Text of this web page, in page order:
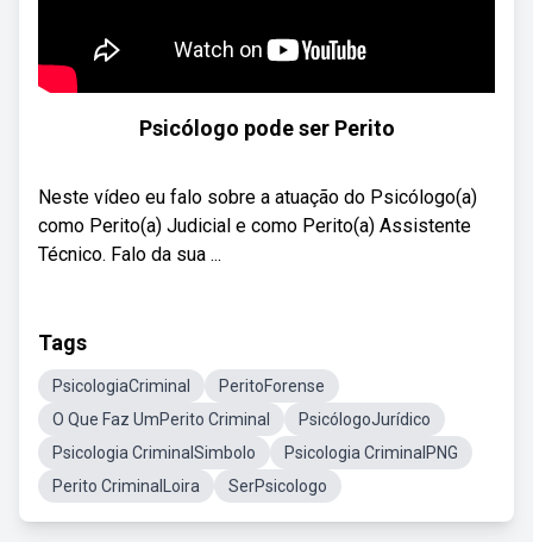
Psicólogo pode ser Perito
Neste vídeo eu falo sobre a atuação do Psicólogo(a)
como Perito(a) Judicial e como Perito(a) Assistente
Técnico. Falo da sua ...
Tags
PsicologiaCriminal
PeritoForense
O Que Faz UmPerito Criminal
PsicólogoJurídico
Psicologia CriminalSimbolo
Psicologia CriminalPNG
Perito CriminalLoira
SerPsicologo